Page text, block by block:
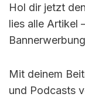
Hol dir jetzt den
lies alle Artikel
Mit deinem
und Podcasts